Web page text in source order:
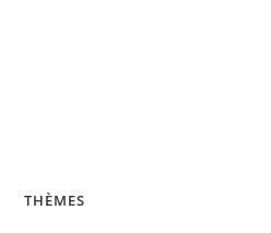
THÈMES